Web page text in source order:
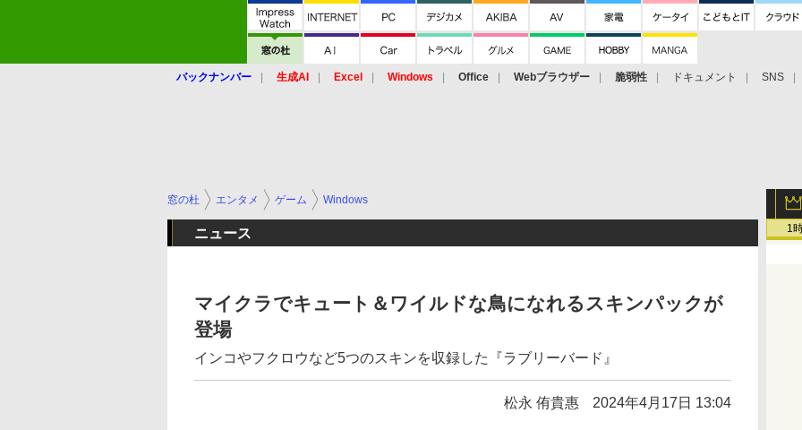
バックナンバー 生成AI Excel Windows Office Webブラウザー 脆弱性 ドキュメント SNS
1
窓の杜 エンタメ ゲーム Windows
ニュース
マイクラでキュート＆ワイルドな鳥になれるスキンパックが
登場
インコやフクロウなど5つのスキンを収録した『ラブリーバード』
松永 侑貴惠 2024年4月17日 13:04